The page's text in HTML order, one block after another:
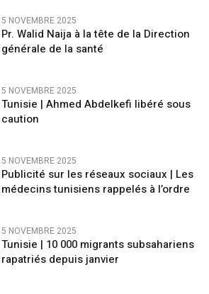
5 NOVEMBRE 2025
Pr. Walid Naija à la tête de la Direction
générale de la santé
5 NOVEMBRE 2025
Tunisie | Ahmed Abdelkefi libéré sous
caution
5 NOVEMBRE 2025
Publicité sur les réseaux sociaux | Les
médecins tunisiens rappelés à l’ordre
5 NOVEMBRE 2025
Tunisie | 10 000 migrants subsahariens
rapatriés depuis janvier